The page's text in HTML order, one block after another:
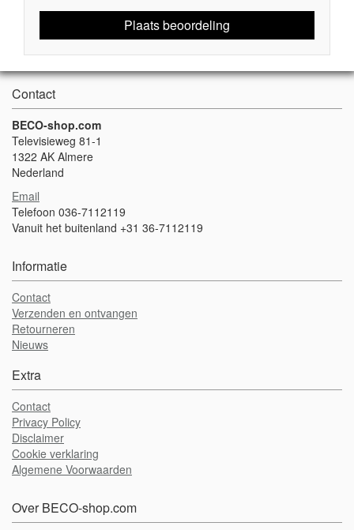
Plaats beoordeling
Contact
BECO-shop.com
Televisieweg 81-1
1322 AK Almere
Nederland
Email
Telefoon 036-7112119
Vanuit het buitenland +31 36-7112119
Informatie
Contact
Verzenden en ontvangen
Retourneren
Nieuws
Extra
Contact
Privacy Policy
Disclaimer
Cookie verklaring
Algemene Voorwaarden
Over BECO-shop.com